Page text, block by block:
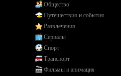
Общество
Путешествия и события
Развлечения
Сериалы
Спорт
Транспорт
Фильмы и анимация